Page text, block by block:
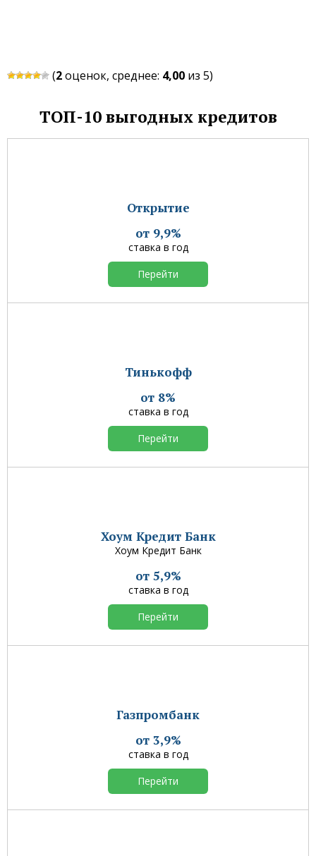
(2оценок, среднее: 4,00 из 5)
ТОП-10 выгодных кредитов
Открытие
от 9,9%
ставка в год
Перейти
Тинькофф
от 8%
ставка в год
Перейти
Хоум Кредит Банк
Хоум Кредит Банк
от 5,9%
ставка в год
Перейти
Газпромбанк
от 3,9%
ставка в год
Перейти